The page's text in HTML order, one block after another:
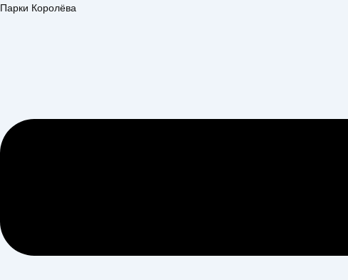
Перейти
Парки Королёва
Меню